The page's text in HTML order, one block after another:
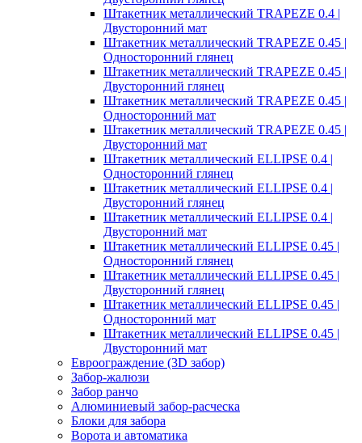
Штакетник металлический TRAPEZE 0.4 |
Двусторонний мат
Штакетник металлический TRAPEZE 0.45 |
Односторонний глянец
Штакетник металлический TRAPEZE 0.45 |
Двусторонний глянец
Штакетник металлический TRAPEZE 0.45 |
Односторонний мат
Штакетник металлический TRAPEZE 0.45 |
Двусторонний мат
Штакетник металлический ELLIPSE 0.4 |
Односторонний глянец
Штакетник металлический ELLIPSE 0.4 |
Двусторонний глянец
Штакетник металлический ELLIPSE 0.4 |
Двусторонний мат
Штакетник металлический ELLIPSE 0.45 |
Односторонний глянец
Штакетник металлический ELLIPSE 0.45 |
Двусторонний глянец
Штакетник металлический ELLIPSE 0.45 |
Односторонний мат
Штакетник металлический ELLIPSE 0.45 |
Двусторонний мат
Евроограждение (3D забор)
Забор-жалюзи
Забор ранчо
Алюминиевый забор-расческа
Блоки для забора
Ворота и автоматика